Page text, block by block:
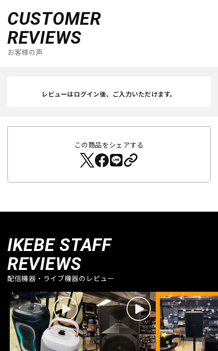
CUSTOMER
REVIEWS
お客様の声
レビューはログイン後、ご入力いただけます。
この商品をシェアする
IKEBE STAFF
REVIEWS
配信機器・ライブ機器のレビュー